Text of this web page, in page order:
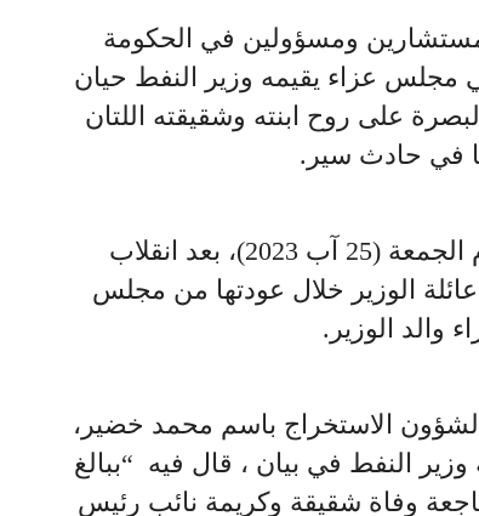
ومسؤولين في الحكومة
في مجلس عزاء يقيمه وزير النفط حيان
على روح ابنته وشقيقته اللتان
في حادث سير.
وقع الحادث، صباح يوم الجمعة (25 آب 2023)، بعد انقلاب
الوزير خلال عودتها من مجلس
والد الوزير.
لشؤون الاستخراج باسم محمد خضير،
النفط في بيان ، قال فيه “ببالغ
فاجعة وفاة شقيقة وكريمة نائب رئيس